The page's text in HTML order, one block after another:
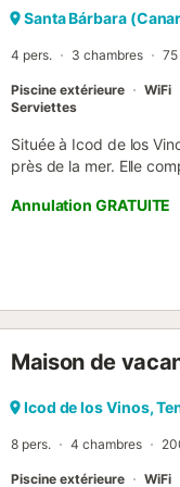
Santa Bárbara
4 pers. 3 chambres 75
Piscine extérieure WiFi
Serviettes
Située à Icod de los
près de la mer. Elle
cheminée, de la
demande.
voiture (1,2 km), et le
de compagnie sont
mezzanine, où le
Annulation GRATUITE
Maison de
Icod de los Vinos,
8 pers. 4 chambres
Piscine extérieure WiFi